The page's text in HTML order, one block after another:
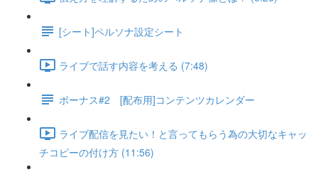
[シート]ペルソナ設定シート
ライブで話す内容を考える (7:48)
ボーナス#2 [配布用]コンテンツカレンダー
ライブ配信を見たい！と言ってもらう為の大切なキャッ
チコピーの付け方 (11:56)